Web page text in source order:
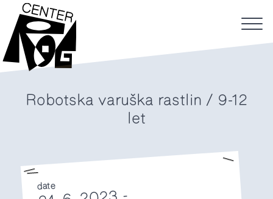
Robotska varuška rastlin / 9-12
let
date